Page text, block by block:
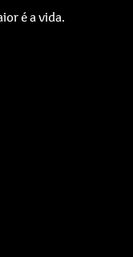
é a vida.